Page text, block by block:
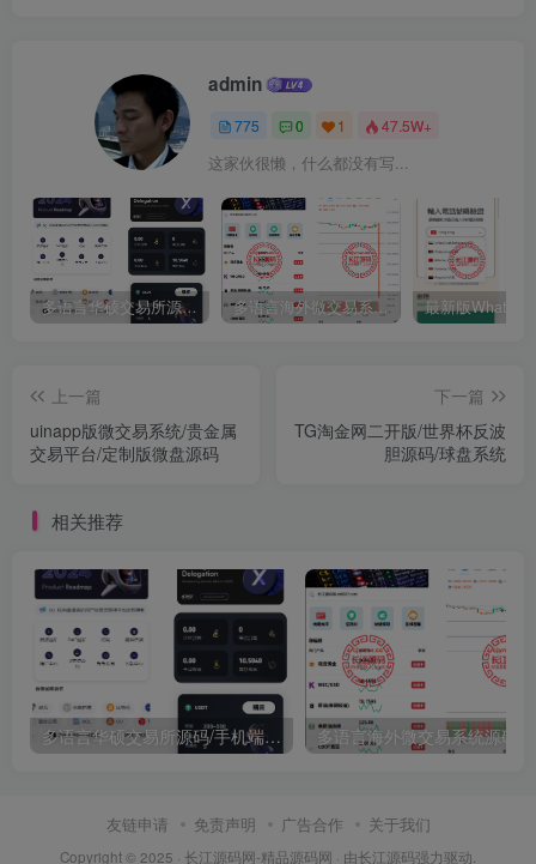
admin
775 0 1 47.5W+
这家伙很懒，什么都没有写...
多语言华硕交易所源码/手机端uniapp电脑端vue.支持秒合约/币币/国际黄金/U本位合约/DeFi挖矿 多语言海外微交易系统源码/虚拟币黄金期货外汇微盘
上一篇
uinapp版微交易系统/贵金属
交易平台/定制版微盘源码
下一篇
TG淘金网二开版/世界杯反波
胆源码/球盘系统
相关推荐
多语言华硕交易所源码/手机端uniapp电脑端vue.支持秒合约/币币/国际黄金/U本位合约/DeFi挖矿
友链申请 免责声明 广告合作 关于我们
Copyright © 2025 · 长江源码网-精品源码网 · 由长江源码强力驱动.